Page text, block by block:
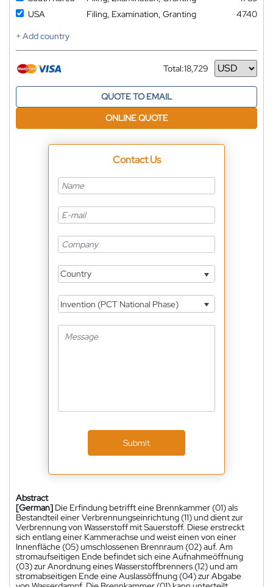
USA
Filing, Examination, Granting
4740
+ Add country
Total:18,729
Currency
QUOTE TO EMAIL
ONLINE QUOTE
Contact Us
Country
Invention (PCT National Phase)
Submit
Abstract
[German] Die Erfindung betrifft eine Brennkammer (01) als
Bestandteil einer Verbrennungseinrichtung (11) und dient zur
Verbrennung von Wasserstoff mit Sauerstoff. Diese erstreckt
sich entlang einer Kammerachse und weist einen von einer
Innenfläche (05) umschlossenen Brennraum (02) auf. Am
stromaufseitigen Ende befindet sich eine Aufnahmeöffnung
(03) zur Anordnung eines Wasserstoffbrenners (12) und am
stromabseitigen Ende eine Auslassöffnung (04) zur Abgabe